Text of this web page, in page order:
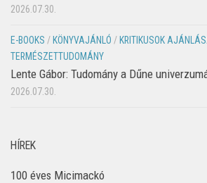
2026.07.30.
E-BOOKS / KÖNYVAJÁNLÓ / KRITIKUSOK
TERMÉSZETTUDOMÁNY
Lente Gábor: Tudomány a Dűne
2026.07.30.
HÍREK
100 éves Micimackó